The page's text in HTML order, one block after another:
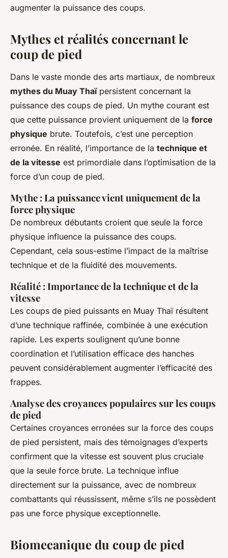
augmenter la puissance des coups.
Mythes et réalités concernant le
coup de pied
Dans le vaste monde des arts martiaux, de nombreux
mythes du Muay Thaïpersistent concernant la
puissance des coups de pied. Un mythe courant est
que cette puissance provient uniquement de la force
physique brute. Toutefois, c’est une perception
erronée. En réalité, l’importance de la technique et
de la vitesse est primordiale dans l’optimisation de la
force d’un coup de pied.
Mythe : La puissance vient uniquement de la
force physique
De nombreux débutants croient que seule la force
physique influence la puissance des coups.
Cependant, cela sous-estime l’impact de la maîtrise
technique et de la fluidité des mouvements.
Réalité : Importance de la technique et de la
vitesse
Les coups de pied puissants en Muay Thaï résultent
d’une technique raffinée, combinée à une exécution
rapide. Les experts soulignent qu’une bonne
coordination et l’utilisation efficace des hanches
peuvent considérablement augmenter l’efficacité des
frappes.
Analyse des croyances populaires sur les coups
de pied
Certaines croyances erronées sur la force des coups
de pied persistent, mais des témoignages d’experts
confirment que la vitesse est souvent plus cruciale
que la seule force brute. La technique influe
directement sur la puissance, avec de nombreux
combattants qui réussissent, même s’ils ne possèdent
pas une force physique exceptionnelle.
Biomecanique du coup de pied